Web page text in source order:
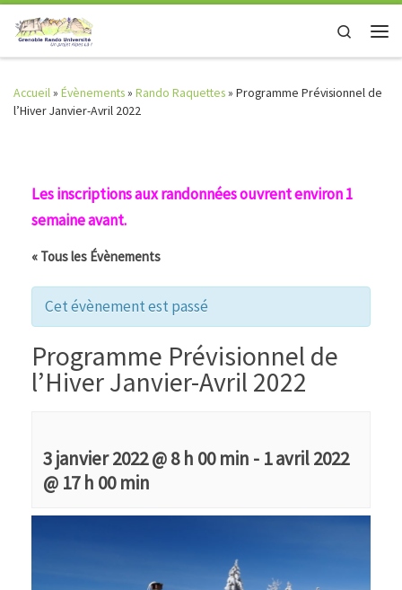
Skip to content
Search
Accueil» Évènements» Rando Raquettes» Programme Prévisionnel de
l’Hiver Janvier-Avril 2022
Les inscriptions aux randonnées ouvrent environ 1
semaine avant.
« Tous les Évènements
Cet évènement est passé
Programme Prévisionnel de
l’Hiver Janvier-Avril 2022
3 janvier 2022 @ 8 h 00 min - 1 avril 2022
@ 17 h 00 min